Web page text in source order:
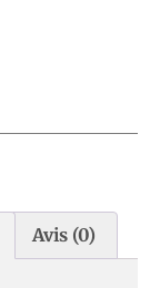
Avis (0)